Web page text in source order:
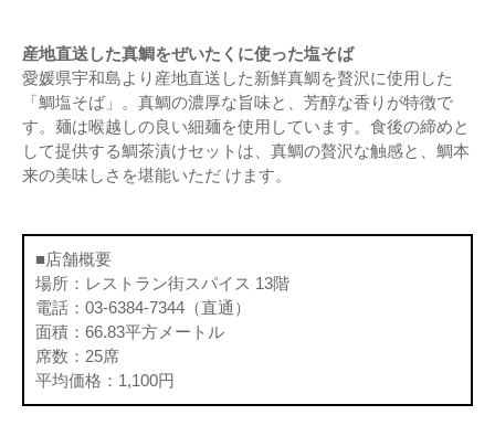
産地直送した真鯛をぜいたくに使った塩そば
愛媛県宇和島より産地直送した新鮮真鯛を贅沢に使用した
「鯛塩そば」。真鯛の濃厚な旨味と、芳醇な香りが特徴で
す。麺は喉越しの良い細麺を使用しています。食後の締めと
して提供する鯛茶漬けセットは、真鯛の贅沢な触感と、鯛本
来の美味しさを堪能いただ けます。
■店舗概要
場所：レストラン街スパイス 13階
電話：03-6384-7344（直通）
面積：66.83平方メートル
席数：25席
平均価格：1,100円